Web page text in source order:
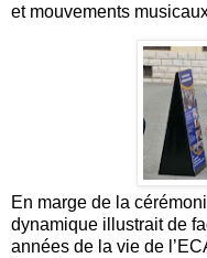
et mouvements
En marge de la
dynamique illustrait de
années de la vie de